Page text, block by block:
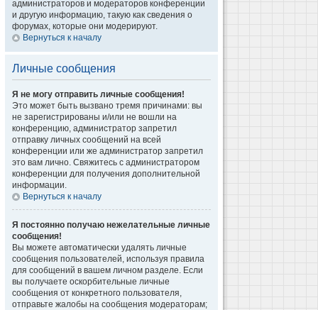
администраторов и модераторов конференции
и другую информацию, такую как сведения о
форумах, которые они модерируют.
Вернуться к началу
Личные сообщения
Я не могу отправить личные сообщения!
Это может быть вызвано тремя причинами: вы
не зарегистрированы и/или не вошли на
конференцию, администратор запретил
отправку личных сообщений на всей
конференции или же администратор запретил
это вам лично. Свяжитесь с администратором
конференции для получения дополнительной
информации.
Вернуться к началу
Я постоянно получаю нежелательные личные
сообщения!
Вы можете автоматически удалять личные
сообщения пользователей, используя правила
для сообщений в вашем личном разделе. Если
вы получаете оскорбительные личные
сообщения от конкретного пользователя,
отправьте жалобы на сообщения модераторам;